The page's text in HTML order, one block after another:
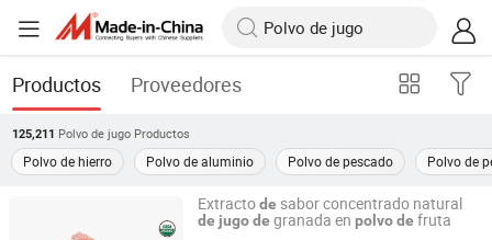
Productos Proveedores
125,211 Polvo de jugo Productos
Polvo de hierro Polvo de aluminio Polvo de pescado Polvo de
Extractode sabor concentrado natural
de jugode granada en polvode fruta
Hunan Essence Biotech Co.,Ltd